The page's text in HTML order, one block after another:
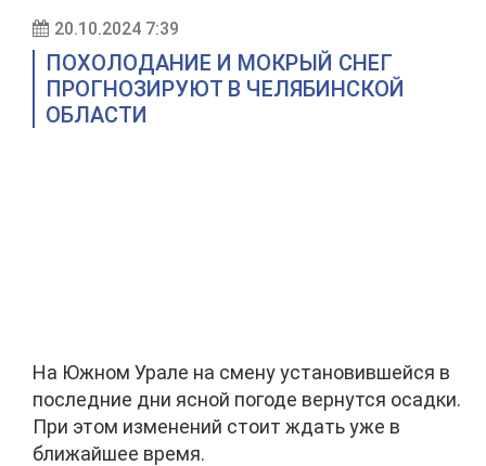
20.10.2024 7:39
ПОХОЛОДАНИЕ И МОКРЫЙ СНЕГ
ПРОГНОЗИРУЮТ В ЧЕЛЯБИНСКОЙ
ОБЛАСТИ
На Южном Урале на смену установившейся в
последние дни ясной погоде вернутся осадки.
При этом изменений стоит ждать уже в
ближайшее время.